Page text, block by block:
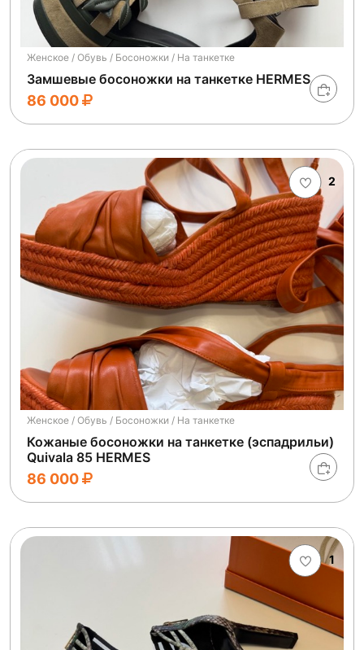
Женское / Обувь / Босоножки / На танкетке
Замшевые босоножки на танкетке HERMES
86 000
2
Женское / Обувь / Босоножки / На танкетке
Кожаные босоножки на танкетке (эспадрильи)
Quivala 85 HERMES
86 000
1